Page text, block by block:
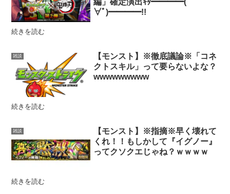
∀ﾟ)━━━━!!
続きを読む
雑談
【モンスト】※徹底議論※「コネ
クトスキル」って要らないよな？
wwwwwwwww
続きを読む
雑談
【モンスト】※指摘※早く壊れて
くれ！！もしかして『イグノー』
ってクソクエじゃね？ｗｗｗｗ
続きを読む